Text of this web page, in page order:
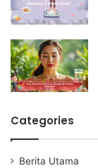
Categories
Berita Utama